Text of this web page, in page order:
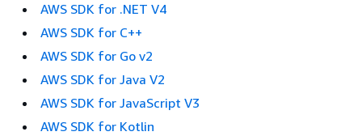
AWS SDK for .NET V4
AWS SDK for C++
AWS SDK for Go v2
AWS SDK for Java V2
AWS SDK for JavaScript V3
AWS SDK for Kotlin